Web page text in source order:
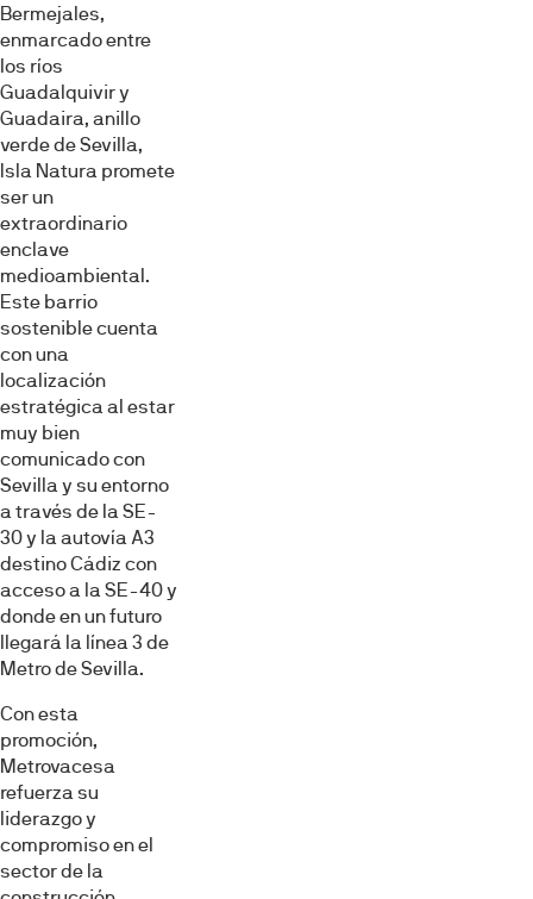
Bermejales,
enmarcado entre
los ríos
Guadalquivir y
Guadaira, anillo
verde de Sevilla,
Isla Natura promete
ser un
extraordinario
enclave
medioambiental.
Este barrio
sostenible cuenta
con una
localización
estratégica al estar
muy bien
comunicado con
Sevilla y su entorno
a través de la SE-
30 y la autovía A3
destino Cádiz con
acceso a la SE-40 y
donde en un futuro
llegará la línea 3 de
Metro de Sevilla.
Con esta
promoción,
Metrovacesa
refuerza su
liderazgo y
compromiso en el
sector de la